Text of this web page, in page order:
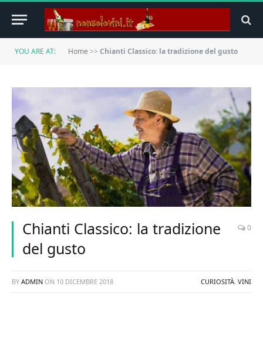
YOU ARE AT: Home >> Chianti Classico: la tradizione del gusto
Chianti Classico: la tradizione
del gusto
0
BY ADMIN ON 10 DICEMBRE 2018 CURIOSITÀ, VINI